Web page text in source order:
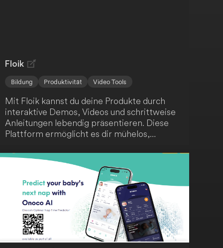
Floik
Bildung Produktivität Video Tools
Mit Floik kannst du deine Produkte durch
interaktive Demos, Videos und schrittweise
Anleitungen lebendig präsentieren. Diese
Plattform ermöglicht es dir mühelos,
auch wenn sich dein Produkt schnell
weiterentwickelt. Fördere das Verständnis
deiner Nutzer, steigere die
Kundenzufriedenheit und unterstütze die
Produktnutzung.